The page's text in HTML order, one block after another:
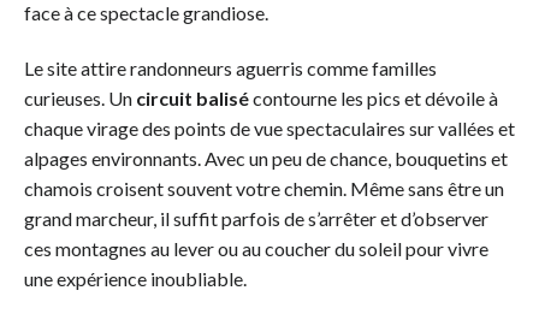
face à ce spectacle grandiose.
Le site attire randonneurs aguerris comme familles
curieuses. Un circuit balisécontourne les pics et dévoile à
chaque virage des points de vue spectaculaires sur vallées et
alpages environnants. Avec un peu de chance, bouquetins et
chamois croisent souvent votre chemin. Même sans être un
grand marcheur, il suffit parfois de s’arrêter et d’observer
ces montagnes au lever ou au coucher du soleil pour vivre
une expérience inoubliable.